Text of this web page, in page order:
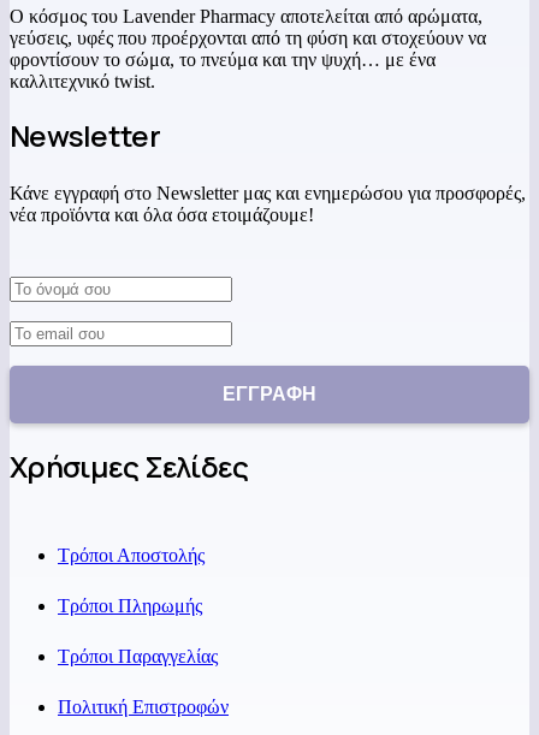
Ο κόσμος του Lavender Pharmacy αποτελείται από αρώματα,
γεύσεις, υφές που προέρχονται από τη φύση και στοχεύουν να
φροντίσουν το σώμα, το πνεύμα και την ψυχή… με ένα
καλλιτεχνικό twist.
Newsletter
Κάνε εγγραφή στο Newsletter μας και ενημερώσου για προσφορές,
νέα προϊόντα και όλα όσα ετοιμάζουμε!
Χρήσιμες Σελίδες
Τρόποι Αποστολής
Τρόποι Πληρωμής
Τρόποι Παραγγελίας
Πολιτική Επιστροφών